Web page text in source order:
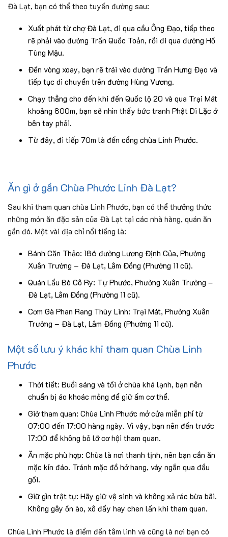
Đà Lạt, bạn có thể theo tuyến đường sau:
Xuất phát từ chợ Đà Lạt, đi qua cầu Ông Đạo, tiếp theo
rẽ phải vào đường Trần Quốc Toản, rồi đi qua đường Hồ
Tùng Mậu.
Đến vòng xoay, bạn rẽ trái vào đường Trần Hưng Đạo và
tiếp tục di chuyển trên đường Hùng Vương.
Chạy thẳng cho đến khi đến Quốc lộ 20 và qua Trại Mát
khoảng 800m, bạn sẽ nhìn thấy bức tranh Phật Di Lặc ở
bên tay phải.
Từ đây, đi tiếp 70m là đến cổng chùa Linh Phước.
Ăn gì ở gần Chùa Phước Linh Đà Lạt?
Sau khi tham quan chùa Linh Phước, bạn có thể thưởng thức
những món ăn đặc sản của Đà Lạt tại các nhà hàng, quán ăn
gần đó. Một vài địa chỉ nổi tiếng là:
Bánh Căn Thảo: 186 đường Lương Định Của, Phường
Xuân Trường – Đà Lạt, Lâm Đồng (Phường 11 cũ).
Quán Lẩu Bò Cô Ry: Tự Phước, Phường Xuân Trường –
Đà Lạt, Lâm Đồng (Phường 11 cũ).
Cơm Gà Phan Rang Thùy Linh: Trại Mát, Phường Xuân
Trường – Đà Lạt, Lâm Đồng (Phường 11 cũ).
Một số lưu ý khác khi tham quan Chùa Linh
Phước
Thời tiết: Buổi sáng và tối ở chùa khá lạnh, bạn nên
chuẩn bị áo khoác mỏng để giữ ấm cơ thể.
Giờ tham quan: Chùa Linh Phước mở cửa miễn phí từ
07:00 đến 17:00 hàng ngày. Vì vậy, bạn nên đến trước
17:00 để không bỏ lỡ cơ hội tham quan.
Ăn mặc phù hợp: Chùa là nơi thanh tịnh, nên bạn cần ăn
mặc kín đáo. Tránh mặc đồ hở hang, váy ngắn qua đầu
gối.
Giữ gìn trật tự: Hãy giữ vệ sinh và không xả rác bừa bãi.
Không gây ồn ào, xô đẩy hay chen lấn khi tham quan.
Chùa Linh Phước là điểm đến tâm linh và cũng là nơi bạn có